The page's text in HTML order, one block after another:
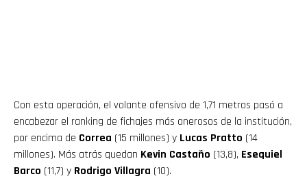
Con esta operación, el volante ofensivo de 1,71 metros pasó a
encabezar el ranking de fichajes más onerosos de la institución,
por encima de Correa (15 millones) y Lucas Pratto (14
millones). Más atrás quedan Kevin Castaño (13,8), Esequiel
Barco (11,7) y Rodrigo Villagra (10).